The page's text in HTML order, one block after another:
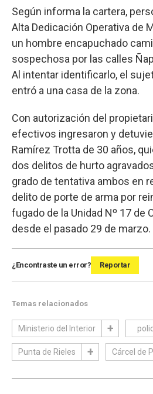
Según informa la cartera,
Alta Dedicación Operativa de
un hombre encapuchado
sospechosa por las calles
Al intentar identificarlo, el
entró a una casa de la zona.
Con autorización del
efectivos ingresaron y
Ramírez Trotta de 30 años,
dos delitos de hurto
grado de tentativa ambos en
delito de porte de arma por
fugado de la Unidad Nº 17 de
desde el pasado 29 de marzo.
¿Encontraste un error? Reportar
Temas relacionados
Ministerio del Interior
Punta de Rieles Cárcel de